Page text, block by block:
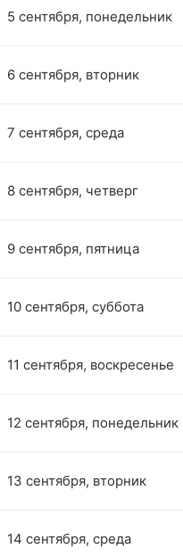
5 сентября, понедельник
6 сентября, вторник
7 сентября, среда
8 сентября, четверг
9 сентября, пятница
10 сентября, суббота
11 сентября, воскресенье
12 сентября, понедельник
13 сентября, вторник
14 сентября, среда